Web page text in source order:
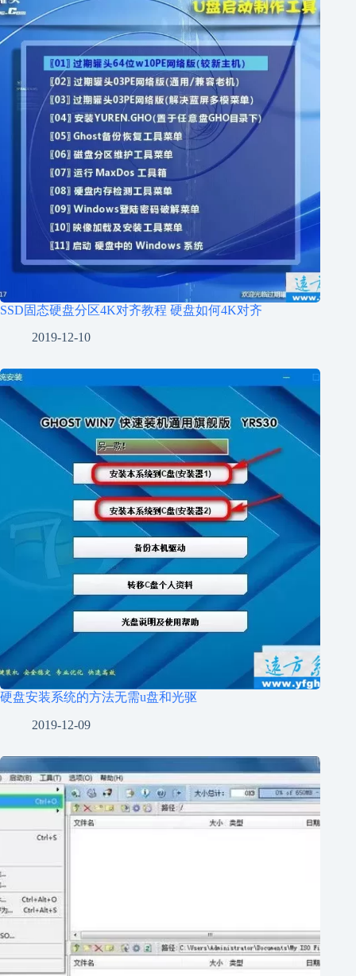
SSD固态硬盘分区4K对齐教程 硬盘如何4K对齐
2019-12-10
硬盘安装系统的方法无需u盘和光驱
2019-12-09